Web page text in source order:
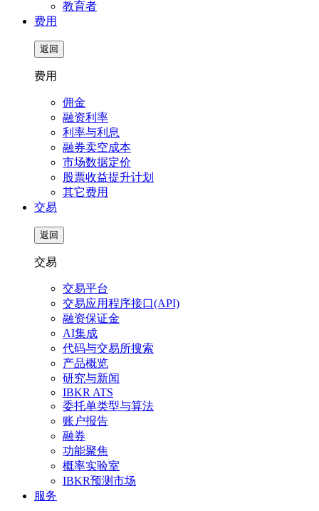
教育者
费用
返回
费用
佣金
融资利率
利率与利息
融券卖空成本
市场数据定价
股票收益提升计划
其它费用
交易
返回
交易
交易平台
交易应用程序接口(API)
融资保证金
AI集成
代码与交易所搜索
产品概览
研究与新闻
IBKR ATS
委托单类型与算法
账户报告
融券
功能聚焦
概率实验室
IBKR预测市场
服务